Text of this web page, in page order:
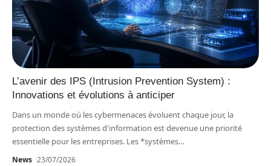
L’avenir des IPS (Intrusion Prevention System) :
Innovations et évolutions à anticiper
Dans un monde où les cybermenaces évoluent chaque jour, la
protection des systèmes d'information est devenue une priorité
essentielle pour les entreprises. Les *systèmes…
News 23/07/2026